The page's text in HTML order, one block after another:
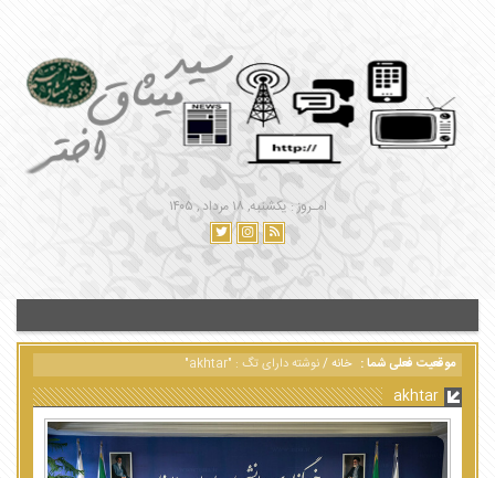
امـروز : یکشنبه, ۱۸ مرداد , ۱۴۰۵
موقعیت فعلی شما : خانه/نوشته دارای تگ : "akhtar"
akhtar